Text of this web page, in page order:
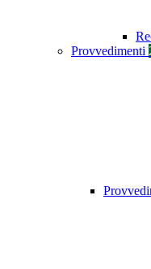
Provvedimenti